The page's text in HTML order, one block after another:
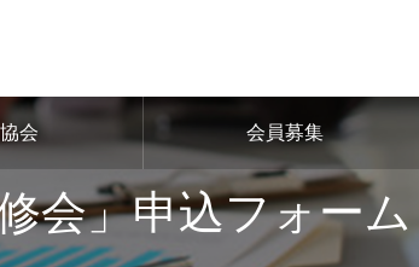
会 会員募集
会」申込フォーム